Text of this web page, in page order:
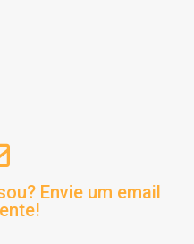
Envie um email